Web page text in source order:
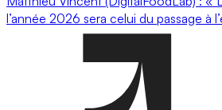
l’année 2026 sera celui du passage à